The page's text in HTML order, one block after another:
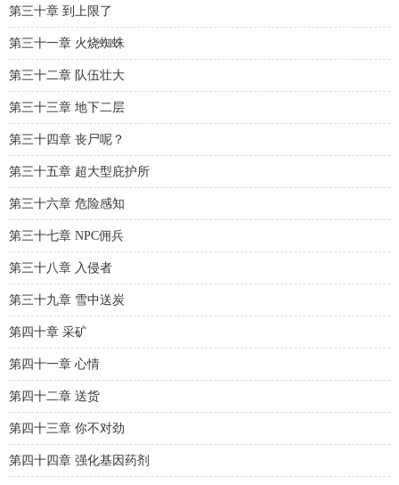
第三十章 到上限了
第三十一章 火烧蜘蛛
第三十二章 队伍壮大
第三十三章 地下二层
第三十四章 丧尸呢？
第三十五章 超大型庇护所
第三十六章 危险感知
第三十七章 NPC佣兵
第三十八章 入侵者
第三十九章 雪中送炭
第四十章 采矿
第四十一章 心情
第四十二章 送货
第四十三章 你不对劲
第四十四章 强化基因药剂